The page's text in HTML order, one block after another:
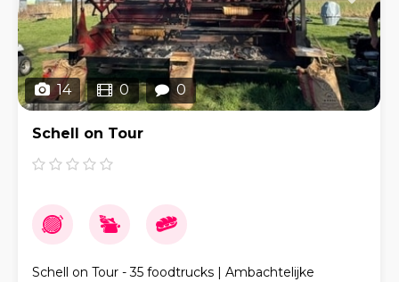
14 0 0
Schell on Tour
Schell on Tour - 35 foodtrucks | Ambachtelijke